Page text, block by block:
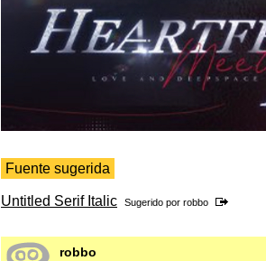
Fuente sugerida
Untitled Serif Italic Sugerido por robbo
robbo